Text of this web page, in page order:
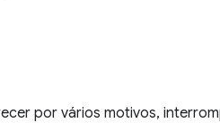
por vários motivos,